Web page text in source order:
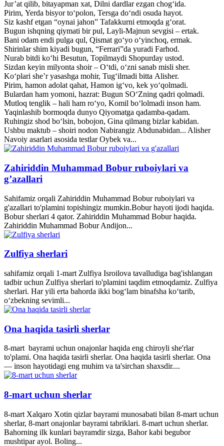
Jur’at qilib, bitayapman xat, Dilni dardlar ezgan chog‘ida.
Pirim, Yerda bisyor to‘polon, Tersga do‘ndi osuda hayot.
Siz kashf etgan “oynai jahon” Tafakkurni etmoqda g‘orat.
Bugun ishqning qiymati bir pul, Layli-Majnun sevgisi – ertak.
Bani odam endi pulga qul, Qismat go‘yo o‘yinchoq, ermak.
Shirinlar shim kiyadi bugun, “Ferrari”da yuradi Farhod.
Nurab bitdi ko‘hi Besutun, Topilmaydi Shopurday ustod.
Sizdan keyin milyonta shoir – O‘tdi, o‘zni sanab misli sher.
Ko‘plari she’r yasashga mohir, Tug‘ilmadi bitta Alisher.
Pirim, hamon adolat qahat, Hamon ig‘vo, kek yo‘qolmadi.
Bulardan ham yomoni, hazrat: Bugun SO‘Zning qadri qolmadi.
Mutloq tenglik – hali ham ro‘yo, Komil bo‘lolmadi inson ham.
Yaqinlashib bormoqda dunyo Qiyomatga qadamba-qadam.
Ruhingiz shod bo‘lsin, bobojon, Gina qilmang bizlar kabidan.
Ushbu maktub – shoiri nodon Nabirangiz Abdunabidan... Alisher
Navoiy asarlari asosida testlar Oybek va...
Zahiriddin Muhammad Bobur ruboiylari va
g’azallari
Sahifamiz orqali Zahiriddin Muhammad Bobur ruboiylari va
g'azallari to'plamini topishingiz mumkin.Bobur hayoti ijodi haqida.
Bobur sherlari 4 qator. Zahiriddin Muhammad Bobur haqida.
Zahiriddin Muhammad Bobur Andijon...
Zulfiya sherlari
sahifamiz orqali 1-mart Zulfiya Isroilova tavalludiga bag'ishlangan
tadbir uchun Zulfiya sherlari to'plamini taqdim etmoqdamiz. Zulfiya
sherlari. Har yili erta bahorda ikki bogʻlam binafsha koʻtarib,
oʻzbekning sevimli...
Ona haqida tasirli sherlar
8-mart bayrami uchun onajonlar haqida eng chiroyli she'rlar
to'plami. Ona haqida tasirli sherlar. Ona haqida tasirli sherlar. Ona
— inson hayotidagi eng muhim va ta'sirchan shaxsdir....
8-mart uchun sherlar
8-mart Xalqaro Xotin qizlar bayrami munosabati bilan 8-mart uchun
sherlar, 8-mart onajonlar bayrami tabriklari. 8-mart uchun sherlar.
Bahorning ilk kunlari bayramdir sizga, Bahor kabi begubor
mushtipar ayol. Boling...